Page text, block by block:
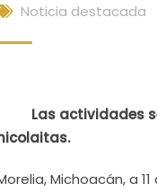
Noticia destacada
Las actividades se
Michoacán, a